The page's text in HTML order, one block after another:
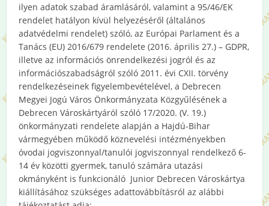
ilyen adatok szabad áramlásáról, valamint a 95/46/EK
rendelet hatályon kívül helyezéséről (általános
adatvédelmi rendelet) szóló, az Európai Parlament és a
Tanács (EU) 2016/679 rendelete (2016. április 27.) – GDPR,
illetve az információs önrendelkezési jogról és az
információszabadságról szóló 2011. évi CXII. törvény
rendelkezéseinek figyelembevételével, a Debrecen
Megyei Jogú Város Önkormányzata Közgyűlésének a
Debrecen Városkártyáról szóló 17/2020. (V. 19.)
önkormányzati rendelete alapján a Hajdú-Bihar
vármegyében működő köznevelési intézményekben
óvodai jogviszonnyal/tanulói jogviszonnyal rendelkező 6-
14 év közötti gyermek, tanuló számára utazási
okmányként is funkcionáló Junior Debrecen Városkártya
kiállításához szükséges adattovábbításról az alábbi